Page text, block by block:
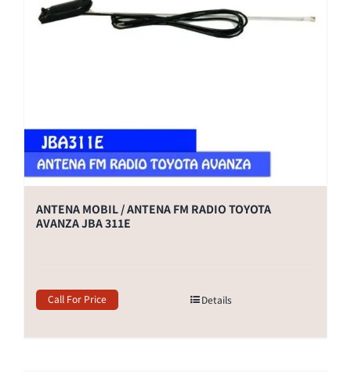
ANTENA MOBIL / ANTENA FM RADIO TOYOTA
AVANZA JBA 311E
Call For Price Details